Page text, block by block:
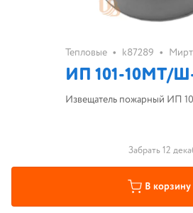
Тепловые • k87289 •
ИП 101-10МТ/
Извещатель пожарный ИП
Забрать 12
В корзину